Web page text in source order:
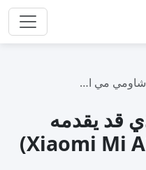
شاومي مي ا…
قد يقدمه
شاومي مي اي 3 (Xiaomi Mi A3)